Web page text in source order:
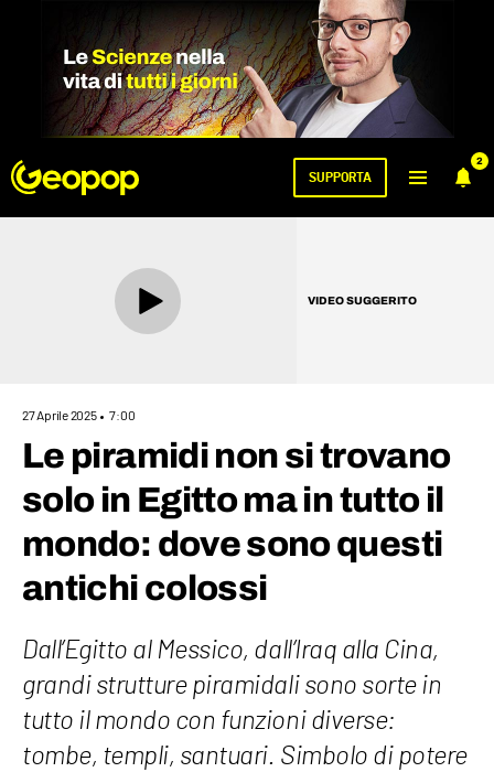
2
SUPPORTA
VIDEO SUGGERITO
27 Aprile 2025 7:00
Le piramidi non si trovano
solo in Egitto ma in tutto il
mondo: dove sono questi
antichi colossi
Dall’Egitto al Messico, dall’Iraq alla Cina,
grandi strutture piramidali sono sorte in
tutto il mondo con funzioni diverse:
tombe, templi, santuari. Simbolo di potere